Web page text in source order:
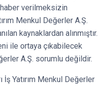
verilmeksizin
Menkul Değerler A.Ş.
kaynaklardan alınmıştır.
ile ortaya çıkabilecek
A.Ş. sorumlu değildir.
Yatırım Menkul Değerler